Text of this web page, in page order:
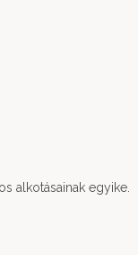
alkotásainak egyike.